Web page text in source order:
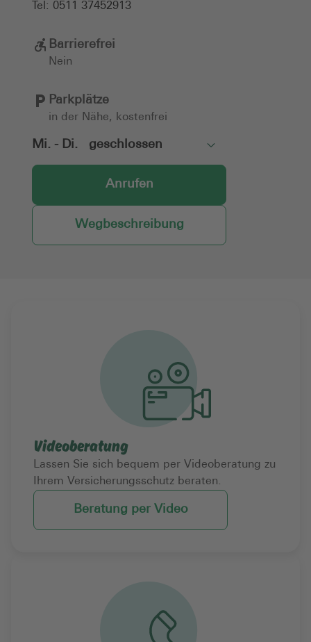
Tel: 0511 37452913
Barrierefrei
Nein
Parkplätze
in der Nähe, kostenfrei
Mi. - Di. geschlossen Toggle
Anrufen
Wegbeschreibung
Videoberatung
Lassen Sie sich bequem per Videoberatung zu
Ihrem Versicherungsschutz beraten.
Beratung per Video